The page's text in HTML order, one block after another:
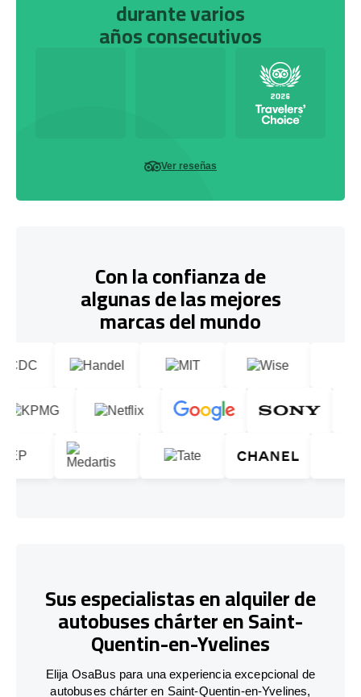
durante varios
años consecutivos
Ver reseñas
Con la confianza de
algunas de las mejores
marcas del mundo
Sus especialistas en alquiler de
autobuses chárter en Saint-
Quentin-en-Yvelines
Elija OsaBus para una experiencia excepcional de
autobuses chárter en Saint-Quentin-en-Yvelines,